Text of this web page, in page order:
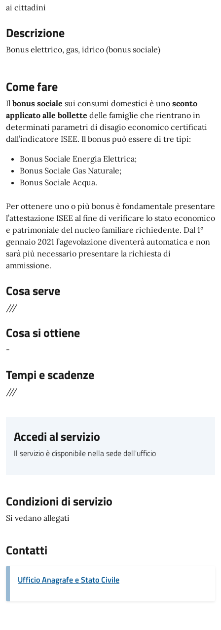
ai cittadini
Descrizione
Bonus elettrico, gas, idrico (bonus sociale)
Come fare
Il bonus sociale sui consumi domestici è uno sconto
applicato alle bollette delle famiglie che rientrano in
determinati parametri di disagio economico certificati
dall’indicatore ISEE. Il bonus può essere di tre tipi:
Bonus Sociale Energia Elettrica;
Bonus Sociale Gas Naturale;
Bonus Sociale Acqua.
Per ottenere uno o più bonus è fondamentale presentare
l’attestazione ISEE al fine di verificare lo stato economico
e patrimoniale del nucleo familiare richiedente. Dal 1°
gennaio 2021 l’agevolazione diventerà automatica e non
sarà più necessario presentare la richiesta di
ammissione.
Cosa serve
///
Cosa si ottiene
-
Tempi e scadenze
///
Accedi al servizio
Il servizio è disponibile nella sede dell'ufficio
Condizioni di servizio
Si vedano allegati
Contatti
Ufficio Anagrafe e Stato Civile